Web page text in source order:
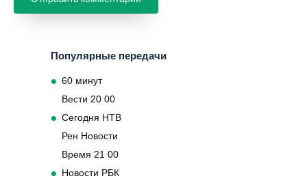
Популярные передачи
60 минут
Вести 20 00
Сегодня НТВ
Рен Новости
Время 21 00
Новости РБК